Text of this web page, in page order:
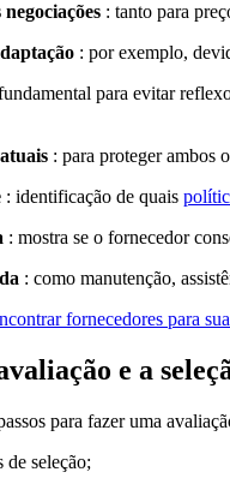
: tanto para
: por exemplo,
para evitar
: para proteger ambos
: identificação de quais
: mostra se o fornecedor
: como manutenção,
fornecedores para
e a
para fazer uma
de seleção;